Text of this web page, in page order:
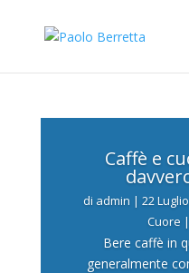
Caffè e
di admin |22
Cuore
Bere caffè in
generalmente